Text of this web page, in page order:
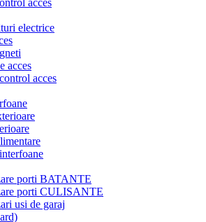
electrice
acces
acces
porti BATANTE
porti CULISANTE
usi de garaj